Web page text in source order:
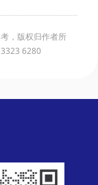
，版权归作者所
6280